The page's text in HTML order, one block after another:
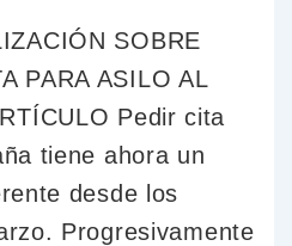
SOBRE
PARA ASILO AL
Pedir cita
tiene ahora un
desde los
Progresivamente